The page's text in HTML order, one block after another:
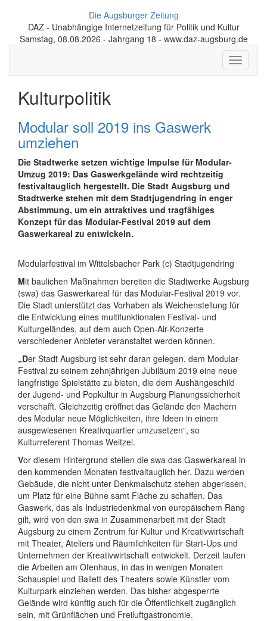
Die Augsburger Zeitung
DAZ - Unabhängige Internetzeitung für Politik und Kultur
Samstag, 08.08.2026 - Jahrgang 18 - www.daz-augsburg.de
Toggle
Kulturpolitik
Modular soll 2019 ins Gaswerk
umziehen
Die Stadtwerke setzen wichtige Impulse für Modular-
Umzug 2019: Das Gaswerkgelände wird rechtzeitig
festivaltauglich hergestellt. Die Stadt Augsburg und
Stadtwerke stehen mit dem Stadtjugendring in enger
Abstimmung, um ein attraktives und tragfähiges
Konzept für das Modular-Festival 2019 auf dem
Gaswerkareal zu entwickeln.
Modularfestival im Wittelsbacher Park (c) Stadtjugendring
Mit baulichen Maßnahmen bereiten die Stadtwerke Augsburg
(swa) das Gaswerkareal für das Modular-Festival 2019 vor.
Die Stadt unterstützt das Vorhaben als Weichenstellung für
die Entwicklung eines multifunktionalen Festival- und
Kulturgeländes, auf dem auch Open-Air-Konzerte
verschiedener Anbieter veranstaltet werden können.
„Der Stadt Augsburg ist sehr daran gelegen, dem Modular-
Festival zu seinem zehnjährigen Jubiläum 2019 eine neue
langfristige Spielstätte zu bieten, die dem Aushängeschild
der Jugend- und Popkultur in Augsburg Planungssicherheit
verschafft. Gleichzeitig eröffnet das Gelände den Machern
des Modular neue Möglichkeiten, ihre Ideen in einem
ausgewiesenen Kreativquartier umzusetzen“, so
Kulturreferent Thomas Weitzel.
Vor diesem Hintergrund stellen die swa das Gaswerkareal in
den kommenden Monaten festivaltauglich her. Dazu werden
Gebäude, die nicht unter Denkmalschutz stehen abgerissen,
um Platz für eine Bühne samt Fläche zu schaffen. Das
Gaswerk, das als Industriedenkmal von europäischem Rang
gilt, wird von den swa in Zusammenarbeit mit der Stadt
Augsburg zu einem Zentrum für Kultur und Kreativwirtschaft
mit Theater, Ateliers und Räumlichkeiten für Start-Ups und
Unternehmen der Kreativwirtschaft entwickelt. Derzeit laufen
die Arbeiten am Ofenhaus, in das in wenigen Monaten
Schauspiel und Ballett des Theaters sowie Künstler vom
Kulturpark einziehen werden. Das bisher abgesperrte
Gelände wird künftig auch für die Öffentlichkeit zugänglich
sein, mit Grünflächen und Freiluftgastronomie.